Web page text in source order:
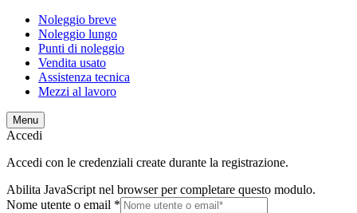
Noleggio breve
Noleggio lungo
Punti di noleggio
Vendita usato
Assistenza tecnica
Mezzi al lavoro
Menu
Accedi
Accedi con le credenziali create durante la registrazione.
Abilita JavaScript nel browser per completare questo modulo.
Nome utente o email *